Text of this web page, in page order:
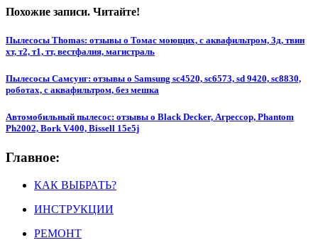
Похожие записи. Читайте!
Пылесосы Thomas: отзывы о Томас моющих, с аквафильтром, 3д, твин
хт, т2, т1, тт, вестфалия, магистраль
Пылесосы Самсунг: отзывы о Samsung sc4520, sc6573, sd 9420, sc8830,
роботах, с аквафильтром, без мешка
Автомобильный пылесос: отзывы о Black Decker, Агрессор, Phantom
Ph2002, Bork V400, Bissell 15e5j
Главное:
КАК ВЫБРАТЬ?
ИНСТРУКЦИИ
РЕМОНТ